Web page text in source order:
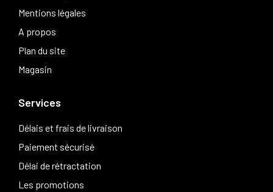
Mentions légales
A propos
Plan du site
Magasin
Services
Délais et frais de livraison
Paiement sécurisé
Délai de rétractation
Les promotions